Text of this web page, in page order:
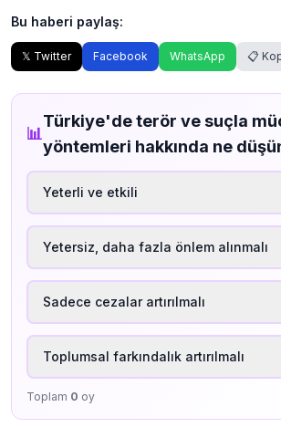
Bu haberi paylaş:
𝕏 Twitter Facebook WhatsApp 📋
📊
Türkiye'de terör ve suçla
yöntemleri hakkında ne
Yeterli ve etkili
Yetersiz, daha fazla önlem alınmalı
Sadece cezalar artırılmalı
Toplumsal farkındalık artırılmalı
Toplam 0 oy